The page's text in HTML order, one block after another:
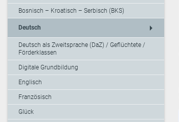
Bosnisch – Kroatisch – Serbisch (BKS)
Deutsch arrow_right
Deutsch als Zweitsprache (DaZ) / Geflüchtete /
Förderklassen
Digitale Grundbildung
Englisch
Französisch
Glück